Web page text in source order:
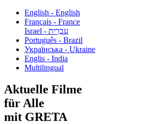
English - English
Français - France
עִבְרִית - Israel
Português - Brazil
Українська - Ukraine
Englis - India
Multilingual
Aktuelle Filme
für Alle
mit GRETA